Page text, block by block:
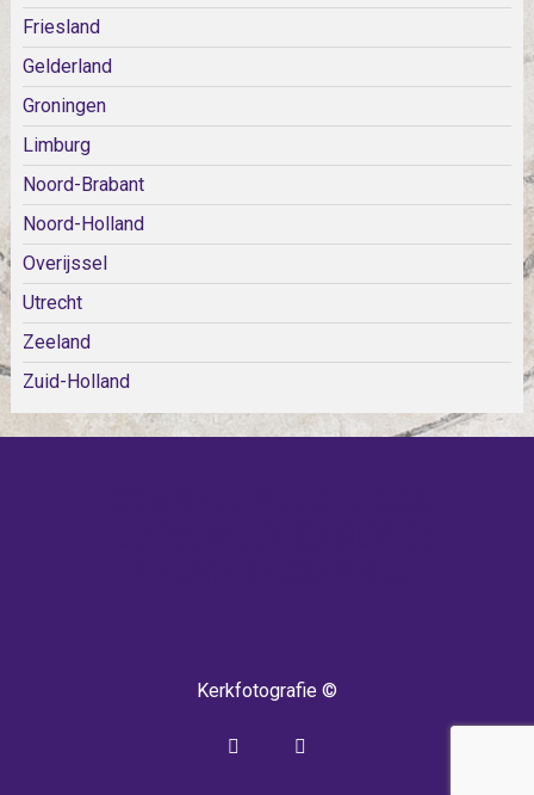
Friesland
Gelderland
Groningen
Limburg
Noord-Brabant
Noord-Holland
Overijssel
Utrecht
Zeeland
Zuid-Holland
Kerkfotografie ©